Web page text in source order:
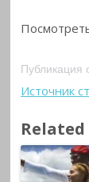
Публикация
Источник
Related